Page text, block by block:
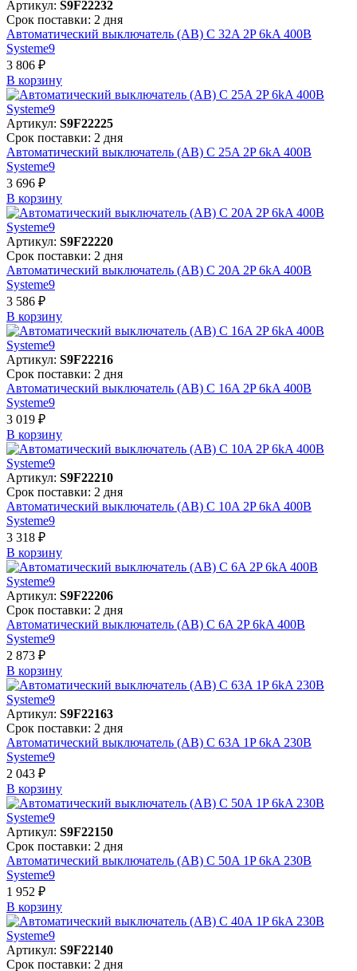
Артикул: S9F22232
Срок поставки: 2 дня
Автоматический выключатель (АВ) C 32A 2P 6kA 400В
Systeme9
3 806 ₽
В корзинy
Артикул: S9F22225
Срок поставки: 2 дня
Автоматический выключатель (АВ) C 25A 2P 6kA 400В
Systeme9
3 696 ₽
В корзинy
Артикул: S9F22220
Срок поставки: 2 дня
Автоматический выключатель (АВ) C 20A 2P 6kA 400В
Systeme9
3 586 ₽
В корзинy
Артикул: S9F22216
Срок поставки: 2 дня
Автоматический выключатель (АВ) C 16A 2P 6kA 400В
Systeme9
3 019 ₽
В корзинy
Артикул: S9F22210
Срок поставки: 2 дня
Автоматический выключатель (АВ) C 10A 2P 6kA 400В
Systeme9
3 318 ₽
В корзинy
Артикул: S9F22206
Срок поставки: 2 дня
Автоматический выключатель (АВ) C 6A 2P 6kA 400В
Systeme9
2 873 ₽
В корзинy
Артикул: S9F22163
Срок поставки: 2 дня
Автоматический выключатель (АВ) C 63A 1P 6kA 230В
Systeme9
2 043 ₽
В корзинy
Артикул: S9F22150
Срок поставки: 2 дня
Автоматический выключатель (АВ) C 50A 1P 6kA 230В
Systeme9
1 952 ₽
В корзинy
Артикул: S9F22140
Срок поставки: 2 дня